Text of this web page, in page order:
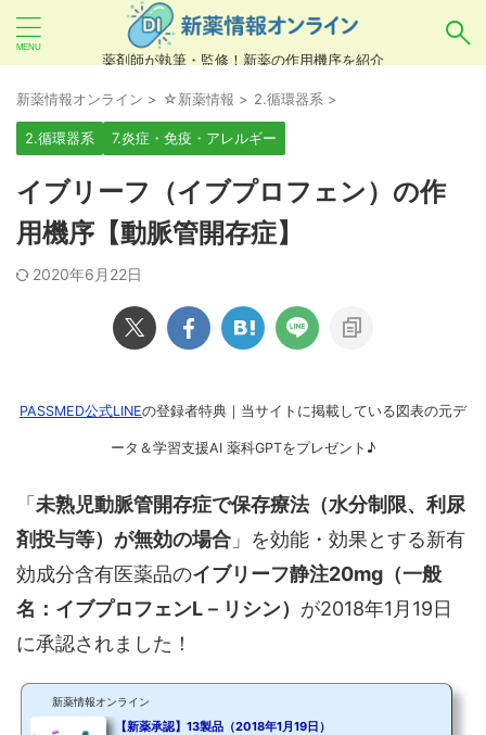
薬剤師が執筆・監修！新薬の作用機序を紹介
あいまい検索（例：ひらがな、誤字）には対応し
ていませんので、製品名・一般名・キーワードな
どをカタカナでご入力ください。
良い例：テセントリク
悪い例：てせんとりく テセンタリク
新薬情報オンライン > ☆新薬情報 > 2.循環器系 >
2.循環器系 7.炎症・免疫・アレルギー
イブリーフ（イブプロフェン）の作
用機序【動脈管開存症】
2020年6月22日
PASSMED公式LINEの登録者特典｜当サイトに掲載している図表の元デ
ータ＆学習支援AI 薬科GPTをプレゼント♪
「 未熟児動脈管開存症で保存療法（水分制限、利尿
剤投与等）が無効の場合 」を効能・効果とする新有
効成分含有医薬品のイブリーフ静注20mg（一般
名：イブプロフェンL－リシン） が2018年1月19日
に承認されました！
新薬情報オンライン
【新薬承認】13製品（2018年1月19日）